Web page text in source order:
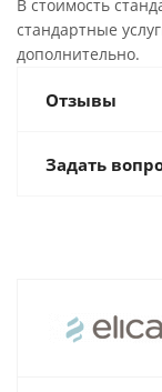
В стоимость
стандартные
дополнительно.
Отзывы
Задать